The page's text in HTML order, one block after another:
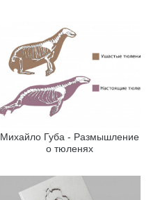
Михайло Губа - Размышление
о тюленях